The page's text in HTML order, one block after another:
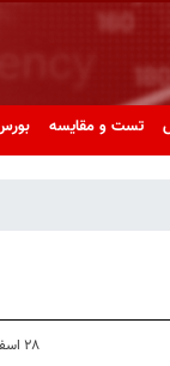
تست و مقایسه
۲۸ اسفند ۱۳۹۶ - ۰۲:۰۹